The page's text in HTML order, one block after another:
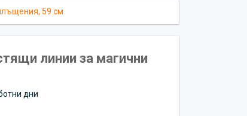
59 см
линии за магични
дни